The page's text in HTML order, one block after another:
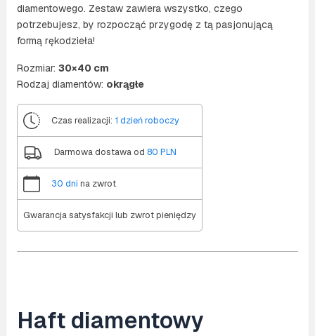
diamentowego. Zestaw zawiera wszystko, czego
potrzebujesz, by rozpocząć przygodę z tą pasjonującą
formą rękodzieła!
Rozmiar: 30×40 cm
Rodzaj diamentów: okrągłe
Czas realizacji: 1 dzień roboczy
Darmowa dostawa od 80 PLN
30 dni na zwrot
Gwarancja satysfakcji lub zwrot pieniędzy
Haft diamentowy